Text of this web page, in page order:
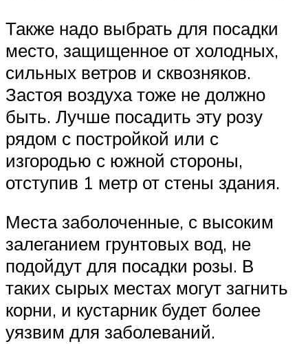
Также надо выбрать для посадки
место, защищенное от холодных,
сильных ветров и сквозняков.
Застоя воздуха тоже не должно
быть. Лучше посадить эту розу
рядом с постройкой или с
изгородью с южной стороны,
отступив 1 метр от стены здания.
Места заболоченные, с высоким
залеганием грунтовых вод, не
подойдут для посадки розы. В
таких сырых местах могут загнить
корни, и кустарник будет более
уязвим для заболеваний.